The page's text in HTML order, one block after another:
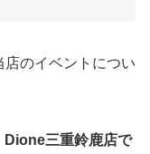
店のイベントについ
Dione三重鈴鹿店で